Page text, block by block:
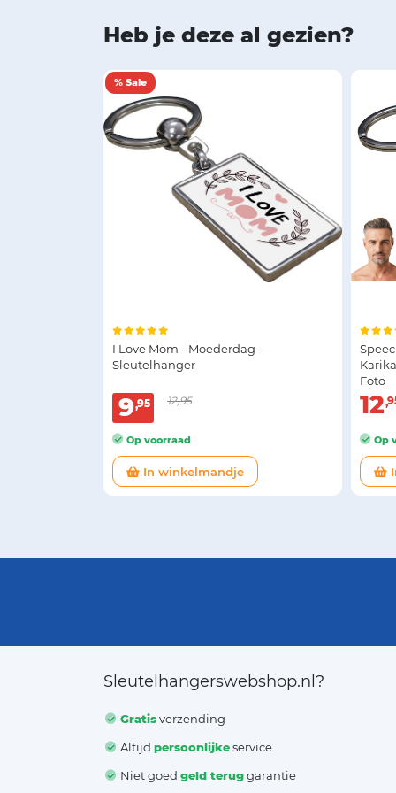
Heb je deze al gezien?
% Sale
I Love Mom - Moederdag -
Sleutelhanger
9 95 12,95
Op voorraad
In winkelmandje
Foto
12
Op
Sleutelhangerswebshop.nl?
Gratisverzending
Altijdpersoonlijkeservice
Niet goedgeld teruggarantie